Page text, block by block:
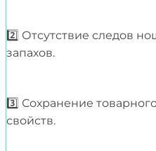
2️⃣ Отсутствие следов
запахов.
3️⃣ Сохранение
свойств.